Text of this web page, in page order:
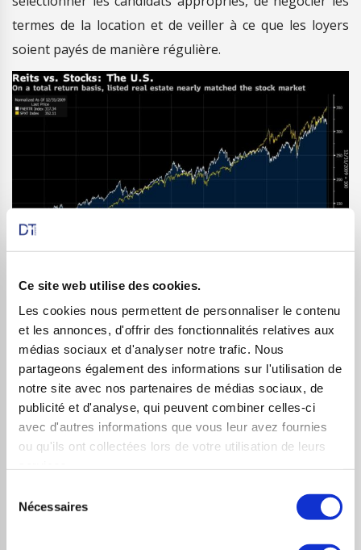
Ce site web utilise des cookies.
Les cookies nous permettent de personnaliser le contenu
et les annonces, d'offrir des fonctionnalités relatives aux
médias sociaux et d'analyser notre trafic. Nous
partageons également des informations sur l'utilisation de
notre site avec nos partenaires de médias sociaux, de
publicité et d'analyse, qui peuvent combiner celles-ci
avec d'autres informations que vous leur avez fournies
ou qu'ils ont collectées lors de votre utilisation de leurs
Nécessaires
termes de la location et de veiller à ce que les loyers
soient payés de manière régulière.
Il existe aussi des actions appelées REITS regroupant
d’importants parcs immobiliers et permettant de
toucher des dividendes à l’image de la foncière
américaine Realty Income.
PRODUITS DE PLACEMENT GARANTIS : INVESTIR
DANS DES PRODUITS DE PLACEMENT GARANTIS PAR
Les produits de placement garantis sont des produits